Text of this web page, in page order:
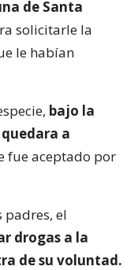
de Santa
solicitarle la
le habían
bajo la
a
fue aceptado por
padres, el
drogas a la
de su voluntad.